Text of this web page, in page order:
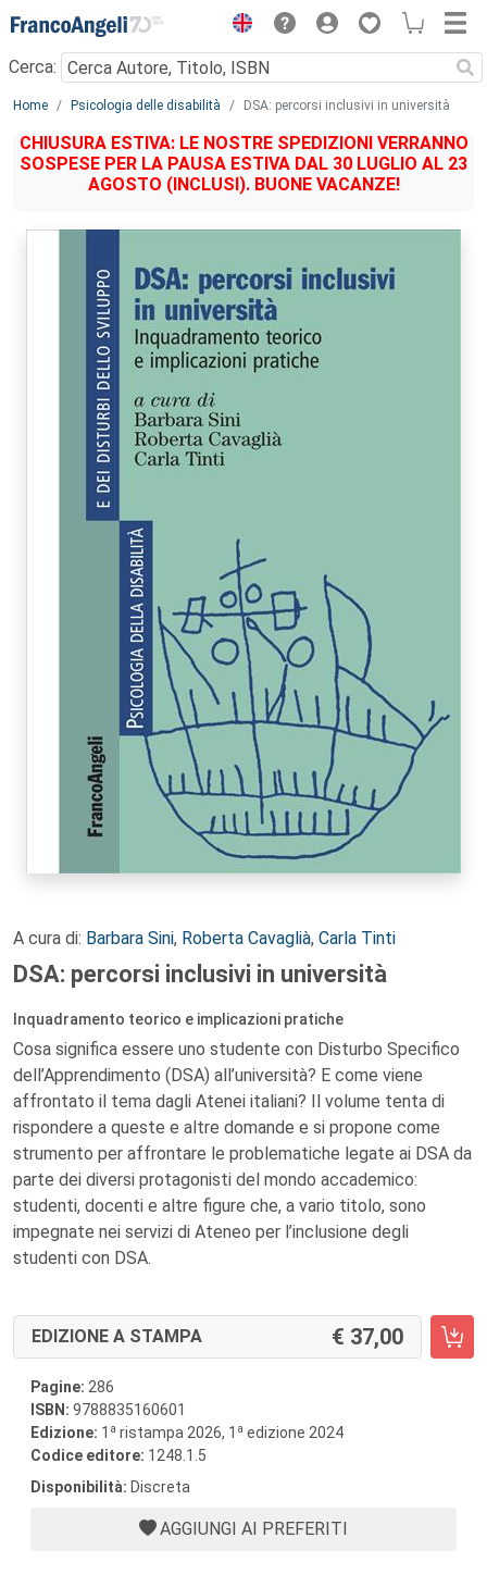
Menu
Cerca:
Main content
Home Psicologia delle disabilità DSA: percorsi inclusivi in università
CHIUSURA ESTIVA: LE NOSTRE SPEDIZIONI VERRANNO
SOSPESE PER LA PAUSA ESTIVA DAL 30 LUGLIO AL 23
AGOSTO (INCLUSI). BUONE VACANZE!
A cura di: Barbara Sini, Roberta Cavaglià, Carla Tinti
DSA: percorsi inclusivi in università
Inquadramento teorico e implicazioni pratiche
Cosa significa essere uno studente con Disturbo Specifico
dell’Apprendimento (DSA) all’università? E come viene
affrontato il tema dagli Atenei italiani? Il volume tenta di
rispondere a queste e altre domande e si propone come
strumento per affrontare le problematiche legate ai DSA da
parte dei diversi protagonisti del mondo accademico:
studenti, docenti e altre figure che, a vario titolo, sono
impegnate nei servizi di Ateneo per l’inclusione degli
studenti con DSA.
EDIZIONE A STAMPA 37,00
Pagine: 286
ISBN: 9788835160601
Edizione: 1 a ristampa 2026, 1 a edizione 2024
Codice editore: 1248.1.5
Disponibilità: Discreta
AGGIUNGI AI PREFERITI